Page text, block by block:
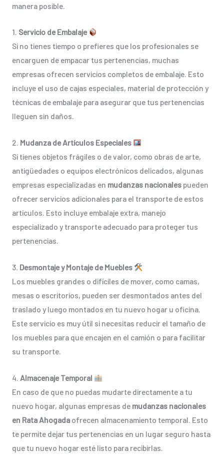
manera posible.
1. Servicio de Embalaje
Si no tienes tiempo o prefieres que los profesionales se
encarguen de empacar tus pertenencias, muchas
empresas ofrecen servicios completos de embalaje. Esto
incluye el uso de cajas especiales, material de protección y
técnicas de embalaje para asegurar que tus pertenencias
lleguen sin daños.
2. Mudanza de Artículos Especiales
Si tienes objetos frágiles o de valor, como obras de arte,
antigüedades o equipos electrónicos delicados, algunas
empresas especializadas en mudanzas nacionales pueden
ofrecer servicios adicionales para el transporte de estos
artículos. Esto incluye embalaje extra, manejo
especializado y transporte adecuado para proteger tus
pertenencias.
3. Desmontaje y Montaje de Muebles
Los muebles grandes o difíciles de mover, como camas,
mesas o escritorios, pueden ser desmontados antes del
traslado y luego montados en tu nuevo hogar u oficina.
Este servicio es muy útil si necesitas reducir el tamaño de
los muebles para que encajen en el camión o para facilitar
su transporte.
4. Almacenaje Temporal
En caso de que no puedas mudarte directamente a tu
nuevo hogar, algunas empresas de mudanzas nacionales
en Rata Ahogadaofrecen almacenamiento temporal. Esto
te permite dejar tus pertenencias en un lugar seguro hasta
que tu nuevo hogar esté listo para recibirlas.